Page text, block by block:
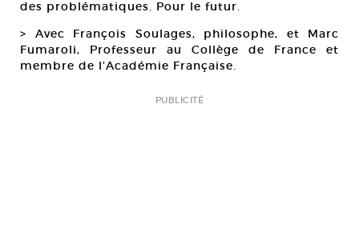
des problématiques. Pour le futur.
> Avec François Soulages, philosophe, et Marc
Fumaroli, Professeur au Collège de France et
membre de l’Académie Française.
PUBLICITÉ